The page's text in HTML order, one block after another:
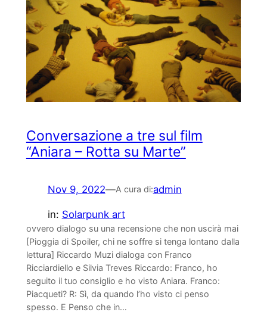
Conversazione a tre sul film
“Aniara – Rotta su Marte”
Nov 9, 2022—A cura di:admin
in: Solarpunk art
ovvero dialogo su una recensione che non uscirà mai
[Pioggia di Spoiler, chi ne soffre si tenga lontano dalla
lettura] Riccardo Muzi dialoga con Franco
Ricciardiello e Silvia Treves Riccardo: Franco, ho
seguito il tuo consiglio e ho visto Aniara. Franco:
Piacqueti? R: Sì, da quando l’ho visto ci penso
spesso. E Penso che in…